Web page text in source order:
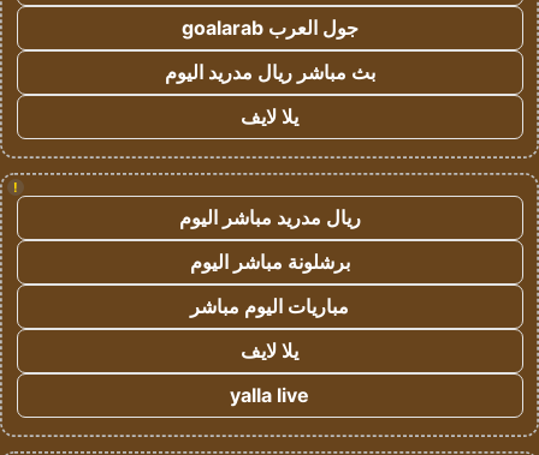
جول العرب goalarab
بث مباشر ريال مدريد اليوم
يلا لايف
!
ريال مدريد مباشر اليوم
برشلونة مباشر اليوم
مباريات اليوم مباشر
يلا لايف
yalla live